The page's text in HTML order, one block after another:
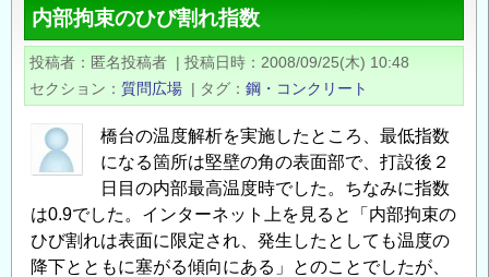
く
ず
内部拘束のひび割れ指数
投稿者 匿名投稿者 | 投稿日時
2008/09/25(木) 10:48
セクション
質問広場 | タグ 鋼・コンクリート
橋台の温度解析を実施したところ、最低指数
になる箇所は堅壁の角の表面部で、打設後２
日目の内部最高温度時でした。ちなみに指数
は0.9でした。インターネット上を見ると「内部拘束の
ひび割れは表面に限定され、発生したとしても温度の
降下とともに塞がる傾向にある」とのことでしたが、